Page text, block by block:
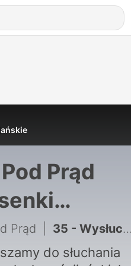
Prąd
Prąd 35 - Wysłuchajcie mego głosu
do słuchania